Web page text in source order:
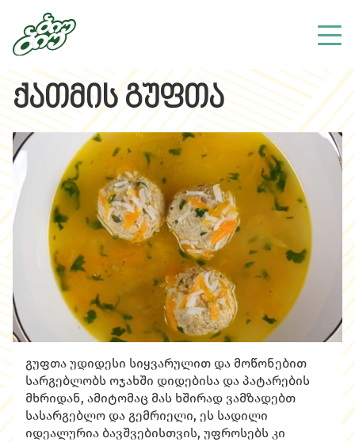
ქათმის გუფთა
გუფთა უდიდესი სიყვარულით და მოწონებით
სარგებლობს ოჯახში დიდებისა და პატარების
მხრიდან, ამიტომაც მას ხშირად ვამზადებთ
სასარგებლო და გემრიელი, ეს სადილი
იდეალურია ბავშვებისთვის, უფროსებს კი